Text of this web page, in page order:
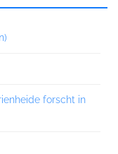
forscht in